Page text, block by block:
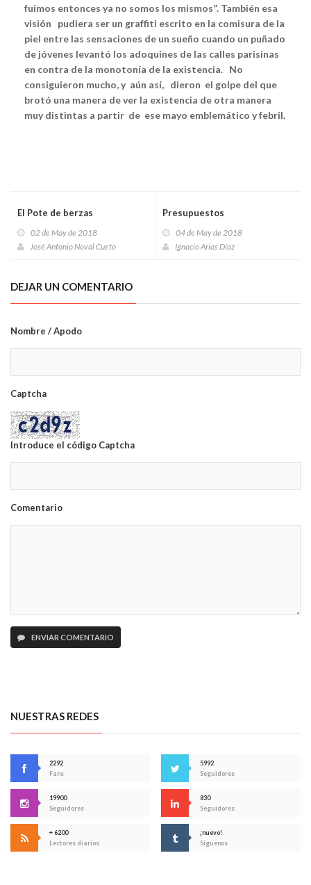
fuimos entonces ya no somos los mismos”. También esa
visión pudiera ser un graffiti escrito en la comisura de la
piel entre las sensaciones de un sueño cuando un puñado
de jóvenes levantó los adoquines de las calles parisinas
en contra de la monotonía de la existencia. No
consiguieron mucho, y aún así, dieron el golpe del que
brotó una manera de ver la existencia de otra manera
muy distintas a partir de ese mayo emblemático y febril.
El Pote de berzas
02 de May de 2018
José Antonio Noval Cueto
Presupuestos
04 de May de 2018
Ignacio Arias Díaz
DEJAR UN COMENTARIO
Nombre / Apodo
Captcha
Introduce el código Captcha
Comentario
ENVIAR COMENTARIO
NUESTRAS REDES
2292
Fans
5992
Seguidores
19900
Seguidores
830
Seguidores
+ 6200
Lectores diarios
¡nuevo!
Síguenos